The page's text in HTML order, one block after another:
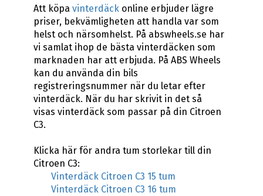
Att köpavinterdäck online erbjuder lägre
priser, bekvämligheten att handla var som
helst och närsomhelst. På abswheels.se har
vi samlat ihop de bästa vinterdäcken som
marknaden har att erbjuda. På ABS Wheels
kan du använda din bils
registreringsnummer när du letar efter
vinterdäck. När du har skrivit in det så
visas vinterdäck som passar på din Citroen
C3.
Klicka här för andra tum storlekar till din
Citroen C3:
Vinterdäck Citroen C3 15 tum
Vinterdäck Citroen C3 16 tum